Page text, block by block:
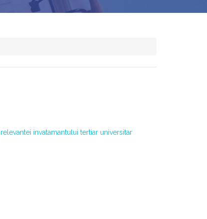
invatamantului tertiar universitar